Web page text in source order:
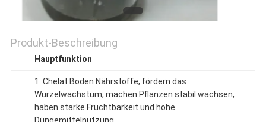
Produkt-Beschreibung
Hauptfunktion
1. Chelat Boden Nährstoffe, fördern das
Wurzelwachstum, machen Pflanzen stabil wachsen,
haben starke Fruchtbarkeit und hohe